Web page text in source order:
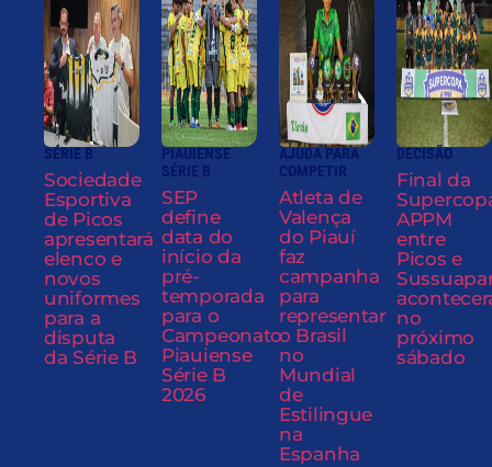
SÉRIE B
Sociedade
Esportiva
de Picos
apresentará
elenco e
novos
uniformes
para a
disputa
da Série B
PIAUIENSE
SÉRIE B
SEP
define
data do
início da
pré-
temporada
para o
Campeonato
Piauiense
Série B
2026
AJUDA PARA
COMPETIR
Atleta de
Valença
do Piauí
faz
campanha
para
representar
o Brasil
no
Mundial
de
Estilingue
na
Espanha
DECISÃO
Final da
APPM
entre
Picos e
no
próximo
sábado